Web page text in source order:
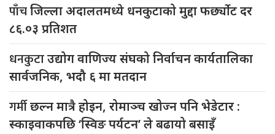
पाँचजिल्ला अदालतमध्ये धनकुटाको मुद्दा फर्छ्योट दर
८६.०३ प्रतिशत
धनकुटाउद्योग वाणिज्य संघको निर्वाचन कार्यतालिका
सार्वजनिक, भदौ ६ मा मतदान
गर्मीछल्न मात्रै होइन, रोमाञ्च खोज्न पनि भेडेटार :
स्काइवाकपछि ‘स्विङ पर्यटन’ ले बढायो बसाइँ